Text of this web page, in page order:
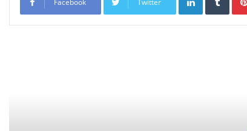
Facebook Twitter